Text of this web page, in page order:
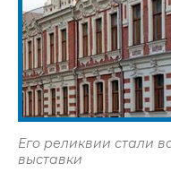
Его реликвии стали
выставки